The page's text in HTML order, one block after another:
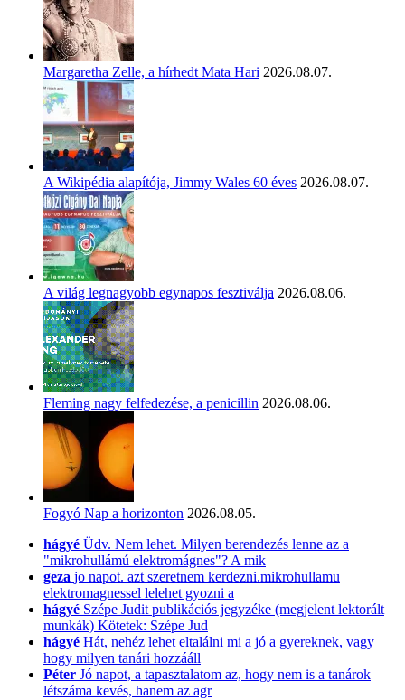
Margaretha Zelle, a hírhedt Mata Hari 2026.08.07.
A Wikipédia alapítója, Jimmy Wales 60 éves 2026.08.07.
A világ legnagyobb egynapos fesztiválja 2026.08.06.
Fleming nagy felfedezése, a penicillin 2026.08.06.
Fogyó Nap a horizonton 2026.08.05.
hágyé Üdv. Nem lehet. Milyen berendezés lenne az a
"mikrohullámú elektromágnes"? A mik
geza jo napot. azt szeretnem kerdezni.mikrohullamu
elektromagnessel lelehet gyozni a
hágyé Szépe Judit publikációs jegyzéke (megjelent lektorált
munkák) Kötetek: Szépe Jud
hágyé Hát, nehéz lehet eltalálni mi a jó a gyereknek, vagy
hogy milyen tanári hozzááll
Péter Jó napot, a tapasztalatom az, hogy nem is a tanárok
létszáma kevés, hanem az agr